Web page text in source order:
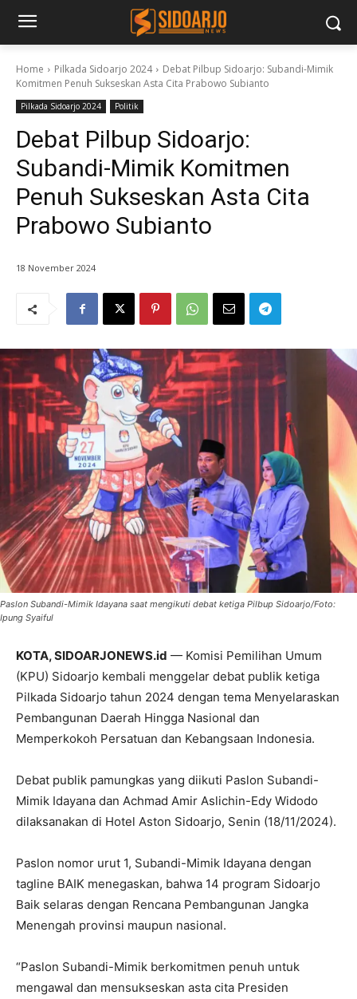
Home Pilkada Sidoarjo 2024
Debat Pilbup Sidoarjo: Subandi-Mimik
Komitmen Penuh Sukseskan Asta Cita Prabowo Subianto
Pilkada Sidoarjo 2024 Politik
Debat Pilbup Sidoarjo:
Subandi-Mimik Komitmen
Penuh Sukseskan Asta Cita
Prabowo Subianto
18 November 2024
Paslon Subandi-Mimik Idayana saat mengikuti debat ketiga Pilbup Sidoarjo/Foto:
Ipung Syaiful
KOTA, SIDOARJONEWS.id — Komisi Pemilihan Umum
(KPU) Sidoarjo kembali menggelar debat publik ketiga
Pilkada Sidoarjo tahun 2024 dengan tema Menyelaraskan
Pembangunan Daerah Hingga Nasional dan
Memperkokoh Persatuan dan Kebangsaan Indonesia.
Debat publik pamungkas yang diikuti Paslon Subandi-
Mimik Idayana dan Achmad Amir Aslichin-Edy Widodo
dilaksanakan di Hotel Aston Sidoarjo, Senin (18/11/2024).
Paslon nomor urut 1, Subandi-Mimik Idayana dengan
tagline BAIK menegaskan, bahwa 14 program Sidoarjo
Baik selaras dengan Rencana Pembangunan Jangka
Menengah provinsi maupun nasional.
“Paslon Subandi-Mimik berkomitmen penuh untuk
mengawal dan mensukseskan asta cita Presiden